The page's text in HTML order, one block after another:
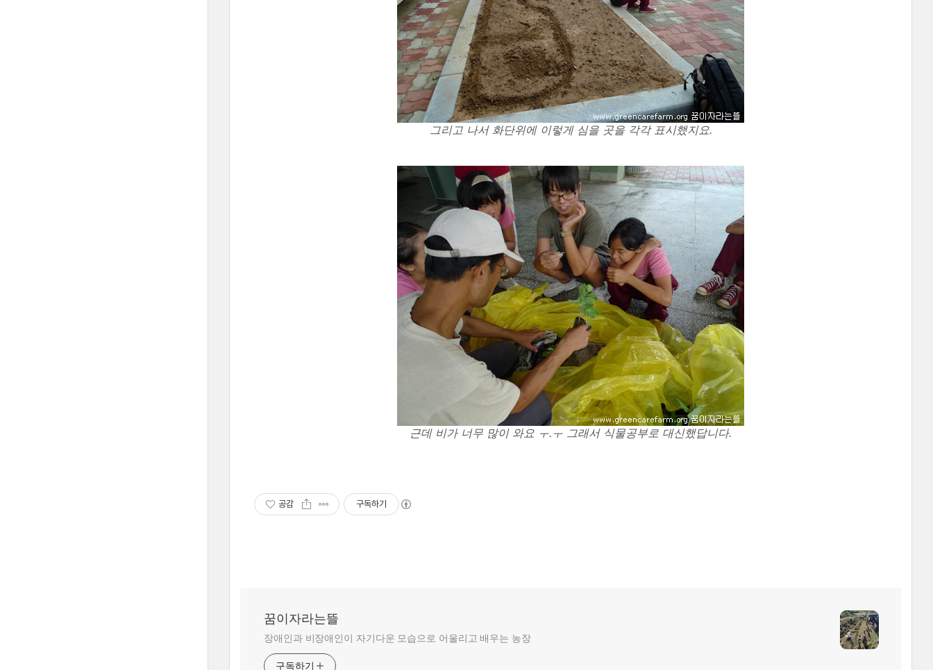
그리고 나서 화단위에 이렇게 심을 곳을 각각 표시했지요.
근데 비가 너무 많이 와요 ㅜ.ㅜ 그래서 식물공부로 대신했답니다.
공감 구독하기
꿈이자라는뜰
장애인과 비장애인이 자기다운 모습으로 어울리고 배우는 농장
구독하기